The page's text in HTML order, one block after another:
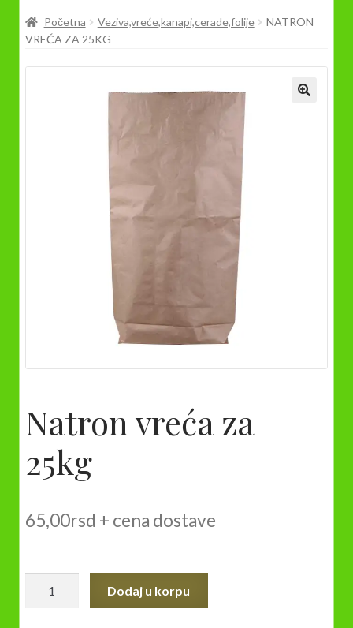
Prodavnica
Početna Veziva,vreće,kanapi,cerade,folije
NATRON
VREĆA ZA 25KG
Natron vreća za
25kg
65,00rsd + cena dostave
Dodaj u korpu